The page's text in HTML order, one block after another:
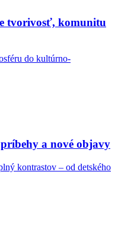
tvorivosť, komunitu
do kultúrno-
a nové objavy
kontrastov – od detského